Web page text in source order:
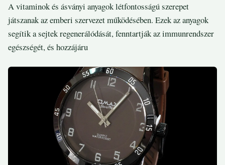
A vitaminok és ásványi anyagok létfontosságú szerepet
játszanak az emberi szervezet működésében. Ezek az anyagok
segítik a sejtek regenerálódását, fenntartják az immunrendszer
egészségét, és hozzájáru